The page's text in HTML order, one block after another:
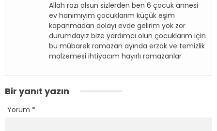
Allah razı olsun sizlerden ben 6 çocuk annesi
ev hanımıyım çocuklarım küçük eşim
kapanmadan dolayı evde gelirim yok zor
durumdayız bize yardımcı olun çocuklarım için
bu mübarek ramazan ayında erzak ve temizlik
malzemesi ihtiyacım hayırlı ramazanlar
Bir yanıt yazın
Yorum *